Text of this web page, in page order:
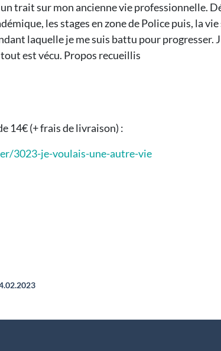
trait sur mon ancienne vie professionnelle.
les stages en zone de Police puis, la
laquelle je me suis battu pour progresser.
est vécu. Propos recueillis
14€ (+ frais de livraison) :
3023-je-voulais-une-autre-vie